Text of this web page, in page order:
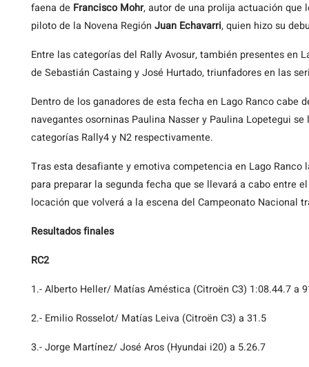
faena de Francisco Mohr, autor de una prolija actuación
piloto de la Novena Región Juan Echavarri, quien hizo su
Entre las categorías del Rally Avosur, también presentes en
de Sebastián Castaing y José Hurtado, triunfadores en las
Dentro de los ganadores de esta fecha en Lago Ranco cabe
navegantes osorninas Paulina Nasser y Paulina Lopetegui
categorías Rally4 y N2 respectivamente.
Tras esta desafiante y emotiva competencia en Lago Ranco
para preparar la segunda fecha que se llevará a cabo entre
locación que volverá a la escena del Campeonato Nacional
Resultados finales
RC2
1.- Alberto Heller/ Matías Améstica (Citroën C3) 1:08.44.7 a
2.- Emilio Rosselot/ Matías Leiva (Citroën C3) a 31.5
3.- Jorge Martínez/ José Aros (Hyundai i20) a 5.26.7